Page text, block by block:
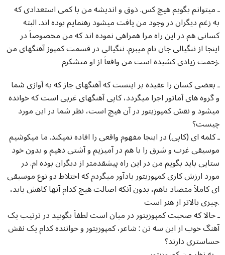
ـ میتوانم بگویم هیچ کس. ذوق و اندیشه من با کمی استعدادی که
به زغم دیگران در وجود من یافت میشود رهنمایم بوده اند. البته
کسانی هم در این راه مرا همراهی نموده اند که من مخصوصاَ در
اینجا از ننگیالی جان نام میبرم. ننگیالی در قسمت کمپوز آهنگهای من
زحمت زیادی کشیده است من واقعاَ از او متشکرم.
ـ بعضی کسان را عقیده بر اینست که آهنگهای جاز که به آوازی شما
و گروه های آماتور اجرا میگردد، کاپی آهنگهای غربی است که خوانده
میشود و نقش کمپوزیتور در آن هیچ است، نظر شما در این مورد
چیست؟
ـ کلمه ای (کاپی) در اینجا مفهوم واقعی را افاده نمیکند. ما میکوشیم
موسیقی غرب و شرق را با هم در آمیزیم و آشتی دهیم و بدون خود
ستایی باید بگویم من در این راه پیشقدمتر از دیگران بوده ام. در
مورد ارزش کاری کمپوزیتور یادآور میگردم که اختلاط دو نوع موسیقی
ای کاملاَ متضاد باهم، بدون آنکه اصالت هیچ کدام آنها کاهش یابد،
چیزی بالاتر از هنر است.
ـ حالا که صحبت کمپوزیتور در میان است لطفاَ بگویید در ترتیب یک
آهنگ خوب از این سه تن : شاعر، کمپوزیتور و خواننده کدام یک نقش
حساستری دارند؟